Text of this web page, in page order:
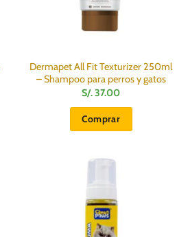
Dermapet All Fit Texturizer 250ml
– Shampoo para perros y gatos
S/.37.00
Comprar